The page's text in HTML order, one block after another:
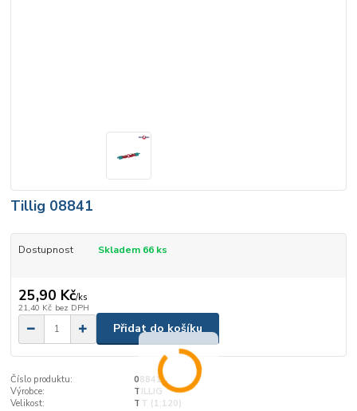
Tillig 08841
Dostupnost Skladem 66 ks
25,90 Kč/ks
21,40 Kč bez DPH
Přidat do košíku
Číslo produktu:
08841
Výrobce:
TILLIG
Velikost:
TT (1:120)